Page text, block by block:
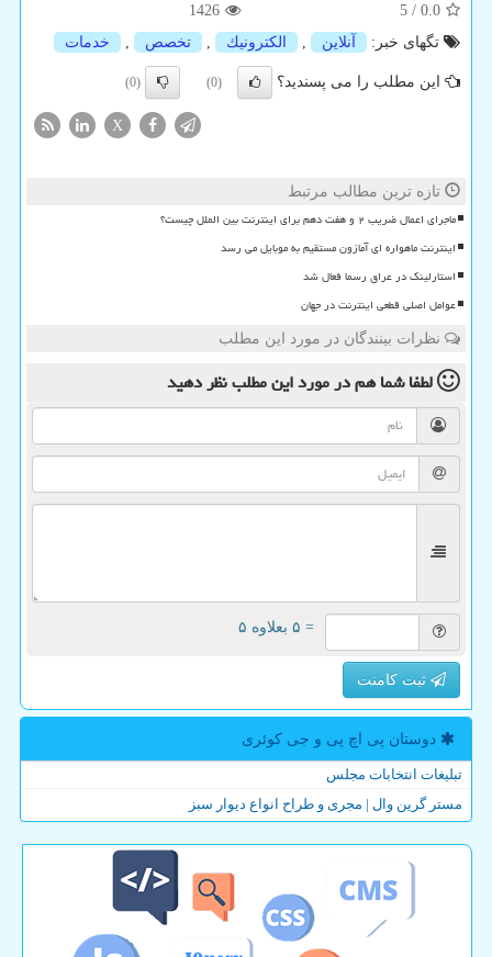
0.0
/
5
1426
تگهای خبر:
آنلاین الكترونیك تخصص خدمات
این مطلب را می پسندید؟ (0)
(0)
X
تازه ترین مطالب مرتبط
ماجرای اعمال ضریب ۲ و هفت دهم برای اینترنت بین الملل چیست؟
اینترنت ماهواره ای آمازون مستقیم به موبایل می رسد
استارلینک در عراق رسما فعال شد
عوامل اصلی قطعی اینترنت در جهان
نظرات بینندگان در مورد این مطلب
لطفا شما همدر مورد این مطلبنظر دهید
= ۵ بعلاوه ۵
ثبت کامنت
دوستان پی اچ پی و جی كوئری
تبلیغات انتخابات مجلس
مستر گرین وال | مجری و طراح انواع دیوار سبز